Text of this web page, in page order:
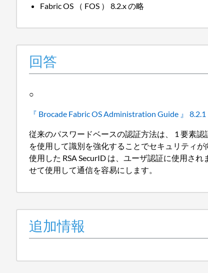
Fabric OS （ FOS ） 8.2.x の略
回答
○
『 Brocade Fabric OS Administration Guide 』
従来のパスワードベースの認証方法は、 1 要素
を使用して識別を強化することでセキュリティが
使用した RSA SecurID は、ユーザ認証に使用さ
せて使用して通信を容易にします。
追加情報